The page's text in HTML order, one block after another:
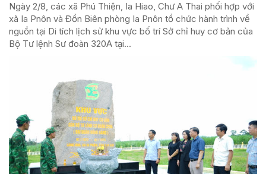
Ngày 2/8, các xã Phú Thiện, Ia Hiao, Chư A Thai phối hợp với
xã Ia Pnôn và Đồn Biên phòng Ia Pnôn tổ chức hành trình về
nguồn tại Di tích lịch sử khu vực bố trí Sở chỉ huy cơ bản của
Bộ Tư lệnh Sư đoàn 320A tại...